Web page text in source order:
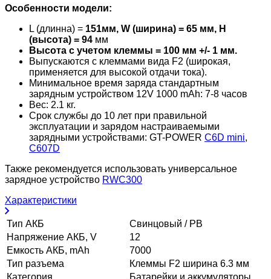
Особенности модели:
L (длинна) = 151мм, W (ширина) = 65 мм, H
(высота) = 94 мм
Высота с учетом клеммы = 100 мм +/- 1 мм.
Выпускаются с клеммами вида F2 (широкая,
применяется для высокой отдачи тока).
Минимальное время заряда стандартным
зарядным устройством 12V 1000 mAh: 7-8 часов
Вес: 2.1 кг.
Срок службы до 10 лет при правильной
эксплуатации и зарядом настраиваемыми
зарядными устройствами: GT-POWER C6D mini,
C607D
Также рекомендуется использовать универсальное
зарядное устройство RWC300
Характеристики
Тип АКБ
Свинцовый / PB
Напряжение АКБ, V
12
Емкость АКБ, mAh
7000
Тип разъема
Клеммы F2 ширина 6.3 мм
Категория
Батарейки и аккумуляторы